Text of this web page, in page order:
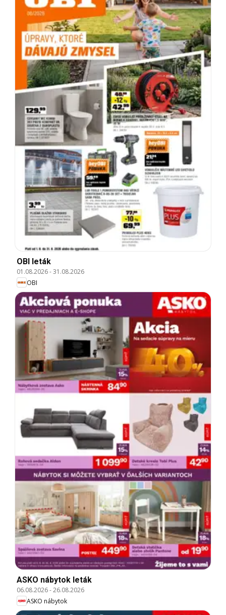
OBI leták
01.08.2026-31.08.2026
OBI
ASKO nábytok leták
06.08.2026-26.08.2026
ASKO nábytok